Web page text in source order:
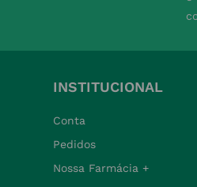
INSTITUCIONAL
Conta
Pedidos
Nossa Farmácia +